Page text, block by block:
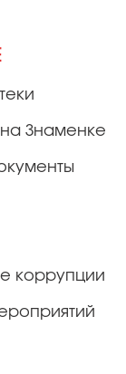
Знаменке
коррупции